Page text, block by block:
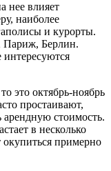
нее влияет
наиболее
и курорты.
Париж, Берлин.
это октябрь-ноябрь
простаивают,
стоимость.
в несколько
окупиться примерно